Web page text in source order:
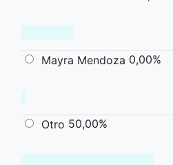
Mayra Mendoza 0,00%
Otro 50,00%